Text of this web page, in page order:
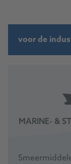
MARINE- &